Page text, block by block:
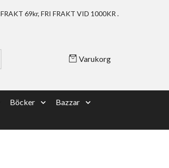
FRAKT 69kr, FRI FRAKT VID 1000KR .
Varukorg
Böcker
Bazzar